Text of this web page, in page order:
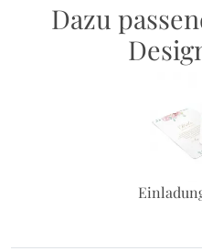
Dazu